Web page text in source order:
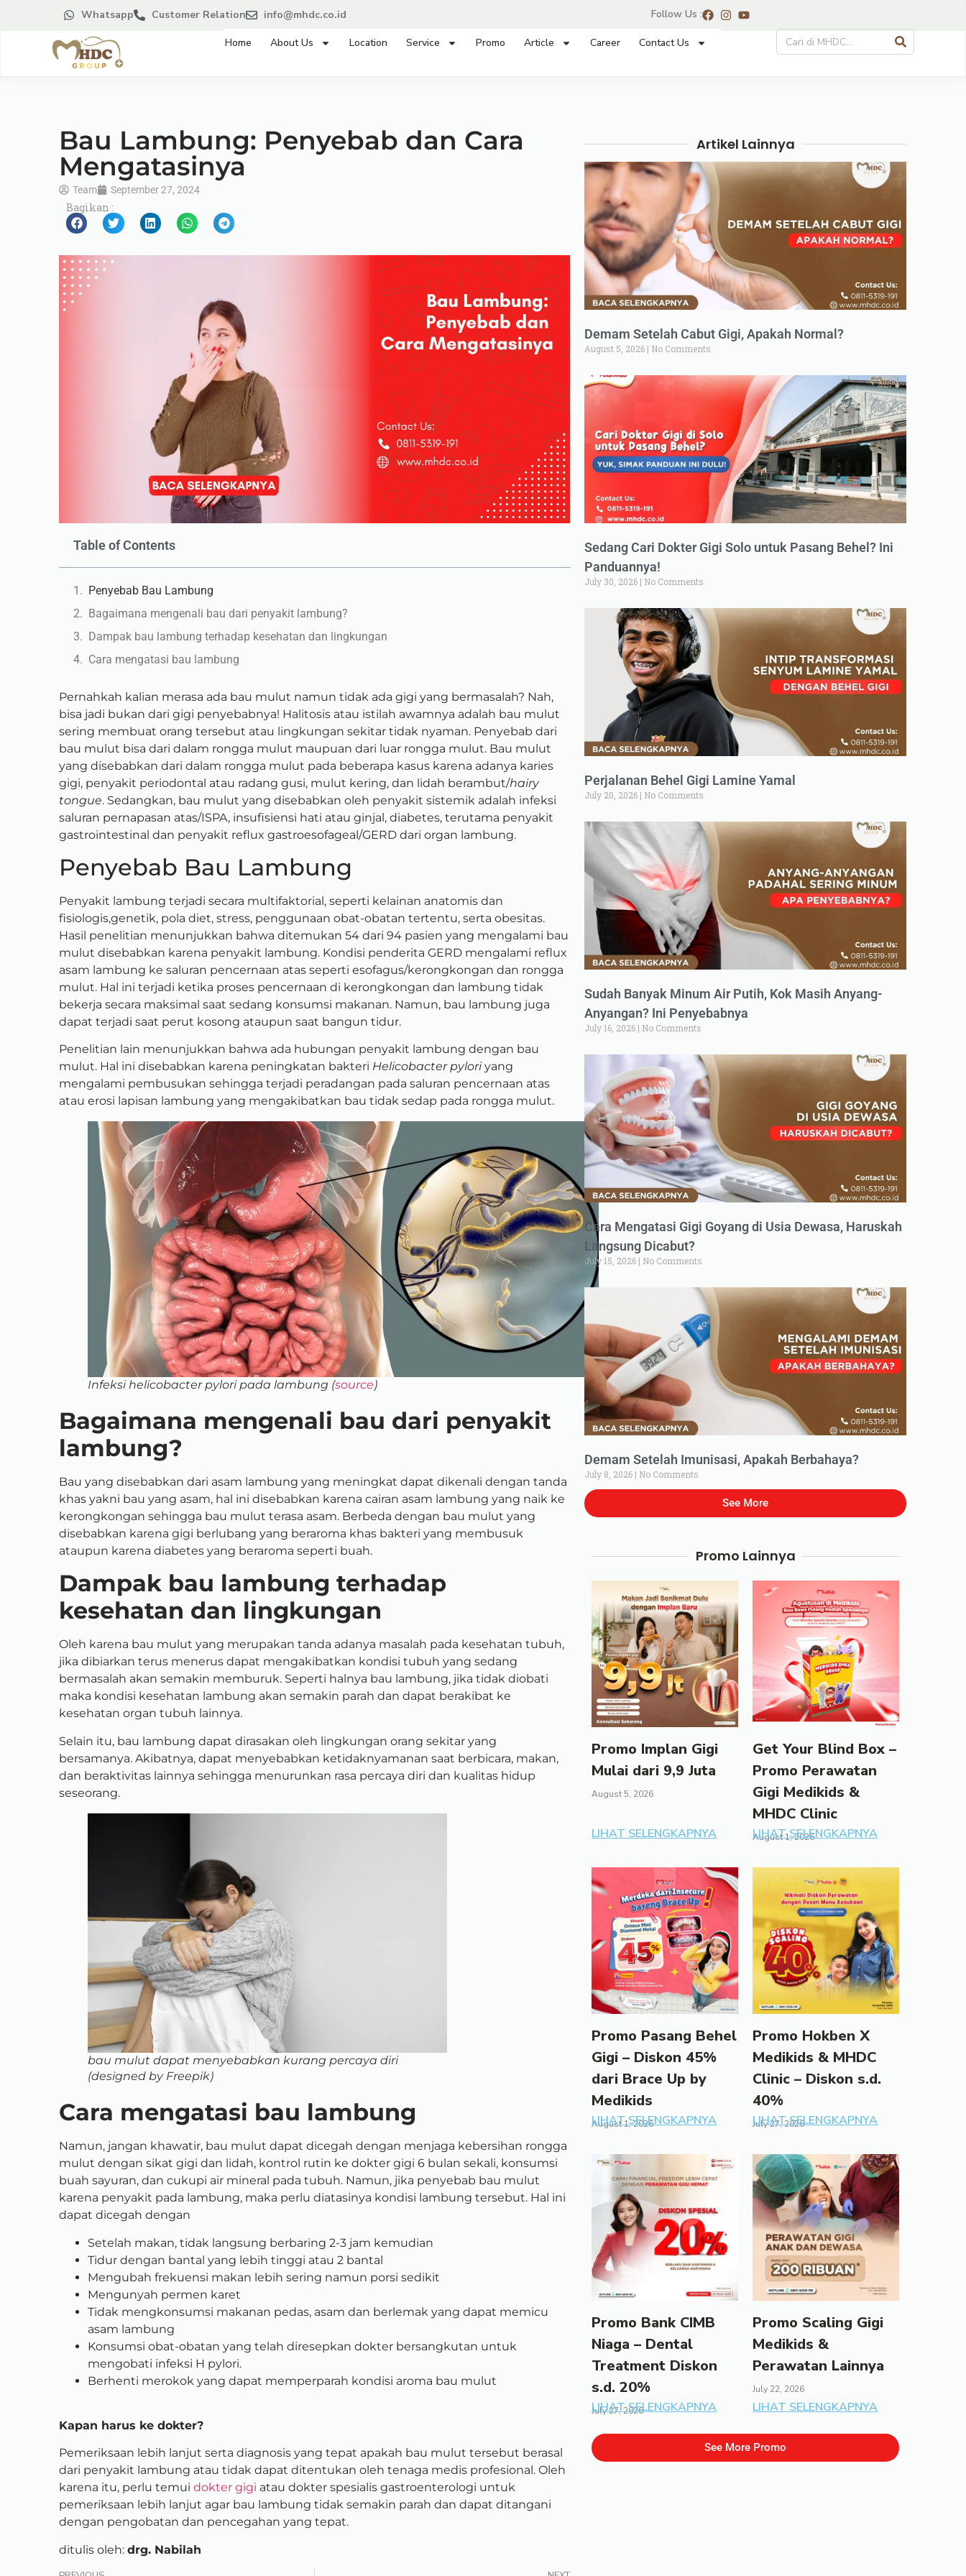
Whatsapp Customer Relation info@mhdc.co.id Follow Us :
Home About Us Location Service Promo Article Career Contact Us
Bau Lambung: Penyebab dan Cara
Mengatasinya
Team September 27, 2024
Bagikan :
Table of Contents
Penyebab Bau Lambung
Bagaimana mengenali bau dari penyakit lambung?
Dampak bau lambung terhadap kesehatan dan lingkungan
Cara mengatasi bau lambung
Pernahkah kalian merasa ada bau mulut namun tidak ada gigi yang bermasalah? Nah,
bisa jadi bukan dari gigi penyebabnya! Halitosis atau istilah awamnya adalah bau mulut
sering membuat orang tersebut atau lingkungan sekitar tidak nyaman. Penyebab dari
bau mulut bisa dari dalam rongga mulut maupuan dari luar rongga mulut. Bau mulut
yang disebabkan dari dalam rongga mulut pada beberapa kasus karena adanya karies
gigi, penyakit periodontal atau radang gusi, mulut kering, dan lidah berambut/hairy
tongue. Sedangkan, bau mulut yang disebabkan oleh penyakit sistemik adalah infeksi
saluran pernapasan atas/ISPA, insufisiensi hati atau ginjal, diabetes, terutama penyakit
gastrointestinal dan penyakit reflux gastroesofageal/GERD dari organ lambung.
Penyebab Bau Lambung
Penyakit lambung terjadi secara multifaktorial, seperti kelainan anatomis dan
fisiologis,genetik, pola diet, stress, penggunaan obat-obatan tertentu, serta obesitas.
Hasil penelitian menunjukkan bahwa ditemukan 54 dari 94 pasien yang mengalami bau
mulut disebabkan karena penyakit lambung. Kondisi penderita GERD mengalami reflux
asam lambung ke saluran pencernaan atas seperti esofagus/kerongkongan dan rongga
mulut. Hal ini terjadi ketika proses pencernaan di kerongkongan dan lambung tidak
bekerja secara maksimal saat sedang konsumsi makanan. Namun, bau lambung juga
dapat terjadi saat perut kosong ataupun saat bangun tidur.
Penelitian lain menunjukkan bahwa ada hubungan penyakit lambung dengan bau
mulut. Hal ini disebabkan karena peningkatan bakteri Helicobacter pyloriyang
mengalami pembusukan sehingga terjadi peradangan pada saluran pencernaan atas
atau erosi lapisan lambung yang mengakibatkan bau tidak sedap pada rongga mulut.
Infeksi helicobacter pylori pada lambung (source)
Bagaimana mengenali bau dari penyakit
lambung?
Bau yang disebabkan dari asam lambung yang meningkat dapat dikenali dengan tanda
khas yakni bau yang asam, hal ini disebabkan karena cairan asam lambung yang naik ke
kerongkongan sehingga bau mulut terasa asam. Berbeda dengan bau mulut yang
disebabkan karena gigi berlubang yang beraroma khas bakteri yang membusuk
ataupun karena diabetes yang beraroma seperti buah.
Dampak bau lambung terhadap
kesehatan dan lingkungan
Oleh karena bau mulut yang merupakan tanda adanya masalah pada kesehatan tubuh,
jika dibiarkan terus menerus dapat mengakibatkan kondisi tubuh yang sedang
bermasalah akan semakin memburuk. Seperti halnya bau lambung, jika tidak diobati
maka kondisi kesehatan lambung akan semakin parah dan dapat berakibat ke
kesehatan organ tubuh lainnya.
Selain itu, bau lambung dapat dirasakan oleh lingkungan orang sekitar yang
bersamanya. Akibatnya, dapat menyebabkan ketidaknyamanan saat berbicara, makan,
dan beraktivitas lainnya sehingga menurunkan rasa percaya diri dan kualitas hidup
seseorang.
bau mulut dapat menyebabkan kurang percaya diri
(designed by Freepik)
Cara mengatasi bau lambung
Namun, jangan khawatir, bau mulut dapat dicegah dengan menjaga kebersihan rongga
mulut dengan sikat gigi dan lidah, kontrol rutin ke dokter gigi 6 bulan sekali, konsumsi
buah sayuran, dan cukupi air mineral pada tubuh. Namun, jika penyebab bau mulut
karena penyakit pada lambung, maka perlu diatasinya kondisi lambung tersebut. Hal ini
dapat dicegah dengan
Setelah makan, tidak langsung berbaring 2-3 jam kemudian
Tidur dengan bantal yang lebih tinggi atau 2 bantal
Mengubah frekuensi makan lebih sering namun porsi sedikit
Mengunyah permen karet
Tidak mengkonsumsi makanan pedas, asam dan berlemak yang dapat memicu
asam lambung
Konsumsi obat-obatan yang telah diresepkan dokter bersangkutan untuk
mengobati infeksi H pylori.
Berhenti merokok yang dapat memperparah kondisi aroma bau mulut
Kapan harus ke dokter?
Pemeriksaan lebih lanjut serta diagnosis yang tepat apakah bau mulut tersebut berasal
dari penyakit lambung atau tidak dapat ditentukan oleh tenaga medis profesional. Oleh
karena itu, perlu temui dokter gigi atau dokter spesialis gastroenterologi untuk
pemeriksaan lebih lanjut agar bau lambung tidak semakin parah dan dapat ditangani
dengan pengobatan dan pencegahan yang tepat.
ditulis oleh: drg. Nabilah
Artikel Lainnya
Demam Setelah Cabut Gigi, Apakah Normal?
August 5, 2026 No Comments
Sedang Cari Dokter Gigi Solo untuk Pasang Behel? Ini
Panduannya!
July 30, 2026 No Comments
Perjalanan Behel Gigi Lamine Yamal
July 20, 2026 No Comments
Sudah Banyak Minum Air Putih, Kok Masih Anyang-
Anyangan? Ini Penyebabnya
July 16, 2026 No Comments
Cara Mengatasi Gigi Goyang di Usia Dewasa, Haruskah
Langsung Dicabut?
July 15, 2026 No Comments
Demam Setelah Imunisasi, Apakah Berbahaya?
July 8, 2026 No Comments
See More
Promo Lainnya
Promo Implan Gigi
Mulai dari 9,9 Juta
August 5, 2026
LIHAT SELENGKAPNYA
Get Your Blind Box –
Promo Perawatan
Gigi Medikids &
MHDC Clinic
August 1, 2026
LIHAT SELENGKAPNYA
Promo Pasang Behel
Gigi – Diskon 45%
dari Brace Up by
Medikids
August 1, 2026
LIHAT SELENGKAPNYA
Promo Hokben X
Medikids & MHDC
Clinic – Diskon s.d.
40%
July 27, 2026
LIHAT SELENGKAPNYA
Promo Bank CIMB
Niaga – Dental
Treatment Diskon
s.d. 20%
July 27, 2026
LIHAT SELENGKAPNYA
Promo Scaling Gigi
Medikids &
Perawatan Lainnya
July 22, 2026
LIHAT SELENGKAPNYA
See More Promo